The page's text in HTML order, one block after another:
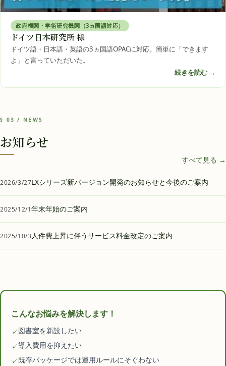
政府機関・学術研究機関（3ヵ国語対応）
ドイツ日本研究所 様
ドイツ語・日本語・英語の3ヵ国語OPACに対応。簡単に「できます
よ」と言っていただいた。
続きを読む →
§ 03 / NEWS
お知らせ
すべて見る →
2026/3/27LXシリーズ新バージョン開発のお知らせと今後のご案内
2025/12/1年末年始のご案内
2025/10/3人件費上昇に伴うサービス料金改定のご案内
こんなお悩みを解決します！
✓図書室を新設したい
✓導入費用を抑えたい
✓既存パッケージでは運用ルールにそぐわない